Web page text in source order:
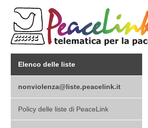
Elenco delle liste
nonviolenza@liste.peacelink.it
Policy delle liste di PeaceLink